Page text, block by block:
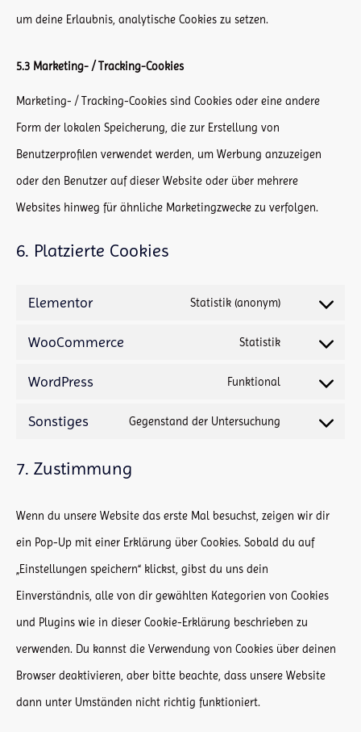
um deine Erlaubnis, analytische Cookies zu setzen.
5.3 Marketing- / Tracking-Cookies
Marketing- / Tracking-Cookies sind Cookies oder eine andere
Form der lokalen Speicherung, die zur Erstellung von
Benutzerprofilen verwendet werden, um Werbung anzuzeigen
oder den Benutzer auf dieser Website oder über mehrere
Websites hinweg für ähnliche Marketingzwecke zu verfolgen.
6. Platzierte Cookies
Elementor
Statistik (anonym)
WooCommerce
Statistik
WordPress
Funktional
Sonstiges
Gegenstand der Untersuchung
sonstiges
7. Zustimmung
Wenn du unsere Website das erste Mal besuchst, zeigen wir dir
ein Pop-Up mit einer Erklärung über Cookies. Sobald du auf
„Einstellungen speichern“ klickst, gibst du uns dein
Einverständnis, alle von dir gewählten Kategorien von Cookies
und Plugins wie in dieser Cookie-Erklärung beschrieben zu
verwenden. Du kannst die Verwendung von Cookies über deinen
Browser deaktivieren, aber bitte beachte, dass unsere Website
dann unter Umständen nicht richtig funktioniert.